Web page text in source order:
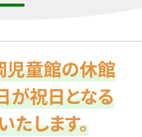
童館の休館
が祝日となる
たします。